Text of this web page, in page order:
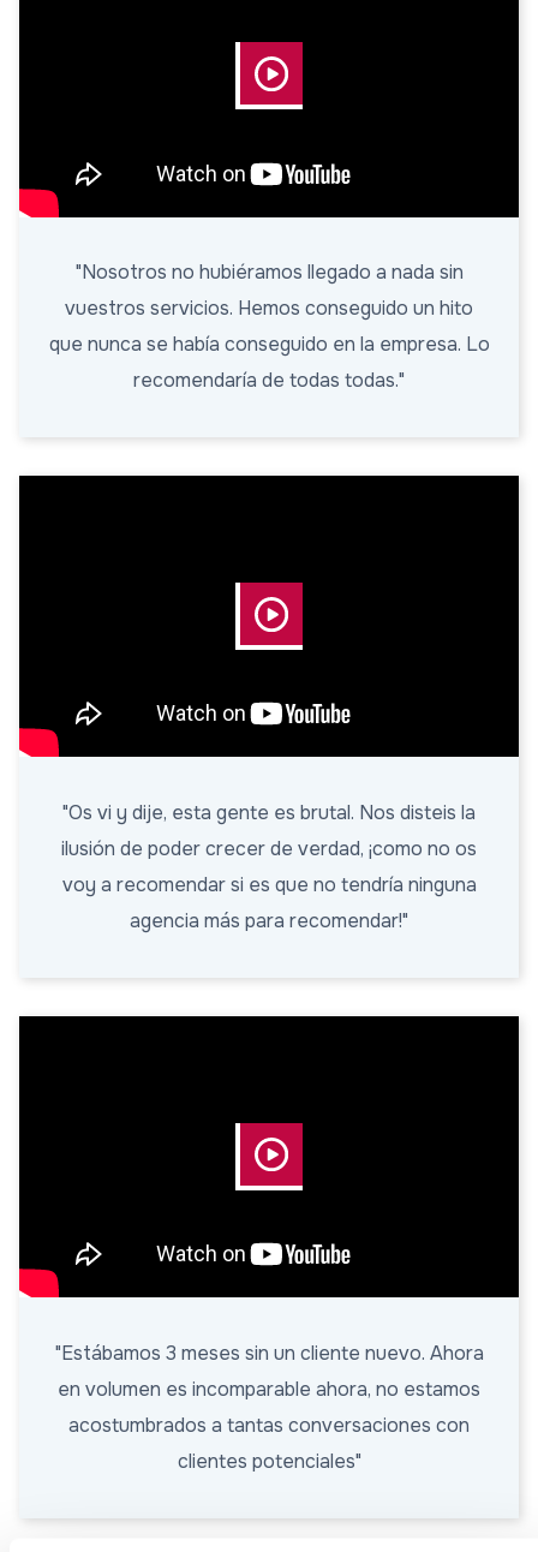
"Nosotros no hubiéramos llegado a nada sin
vuestros servicios. Hemos conseguido un hito
que nunca se había conseguido en la empresa. Lo
recomendaría de todas todas."
"Os vi y dije, esta gente es brutal. Nos disteis la
ilusión de poder crecer de verdad, ¡como no os
voy a recomendar si es que no tendría ninguna
agencia más para recomendar!"
"Estábamos 3 meses sin un cliente nuevo. Ahora
en volumen es incomparable ahora, no estamos
acostumbrados a tantas conversaciones con
clientes potenciales"